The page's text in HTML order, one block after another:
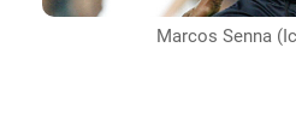
Marcos Senna